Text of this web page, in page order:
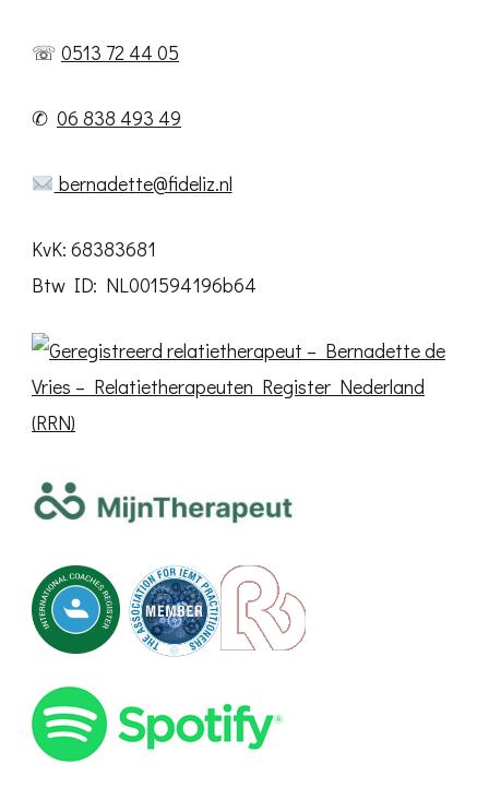
☏ 0513 72 44 05
✆ 06 838 493 49
bernadette@fideliz.nl
KvK: 68383681
Btw ID: NL001594196b64